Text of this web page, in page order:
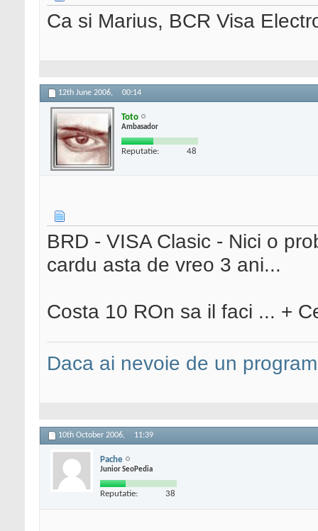
Ca si Marius, BCR Visa
12th June 2006, 00:14
Toto
Ambasador
Reputatie: 48
BRD - VISA Clasic - Nici o
cardu asta de vreo 3 ani...
Costa 10 ROn sa il faci ... +
Daca ai nevoie de un
10th October 2006, 11:39
Pache
Junior SeoPedia
Reputatie: 38